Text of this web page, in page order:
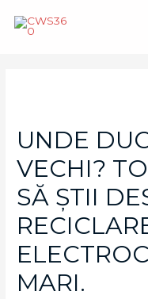
UNDE
VECHI?
SĂ ȘTII
MARI.